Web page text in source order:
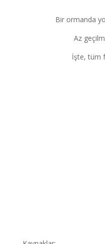
Bir ormanda
Az
İşte, tüm